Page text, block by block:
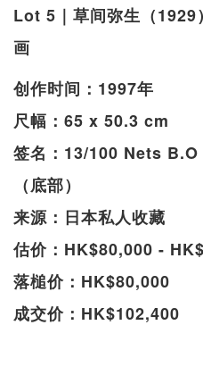
Lot 5｜草间弥生（
画
创作时间：1997年
尺幅：65 x 50.3 cm
签名：13/100 Nets
（底部）
来源：日本私人收藏
估价：HK$80,000 -
落槌价：HK$80,000
成交价：HK$102,400